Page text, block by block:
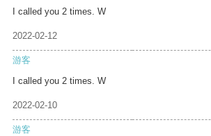
I called you 2 times. W
2022-02-12
游客
I called you 2 times. W
2022-02-10
游客